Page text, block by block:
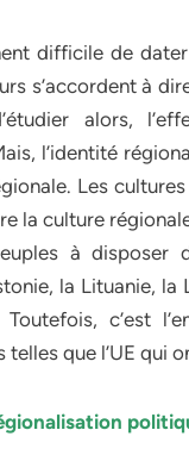
difficile de dater
s’accordent à
alors,
l’identité
Les
la culture
à disposer
la Lituanie,
c’est
telles que l’UE qui